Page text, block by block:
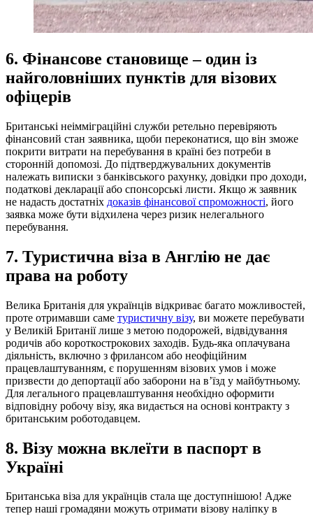
6. Фінансове становище – один із
найголовніших пунктів для візових
офіцерів
Британські неімміграційні служби ретельно перевіряють
фінансовий стан заявника, щоби переконатися, що він зможе
покрити витрати на перебування в країні без потреби в
сторонній допомозі. До підтверджувальних документів
належать виписки з банківського рахунку, довідки про доходи,
податкові декларації або спонсорські листи. Якщо ж заявник
не надасть достатніх доказів фінансової спроможності, його
заявка може бути відхилена через ризик нелегального
перебування.
7. Туристична віза в Англію не дає
права на роботу
Велика Британія для українців відкриває багато можливостей,
проте отримавши саме туристичну візу, ви можете перебувати
у Великій Британії лише з метою подорожей, відвідування
родичів або короткострокових заходів. Будь-яка оплачувана
діяльність, включно з фрилансом або неофіційним
працевлаштуванням, є порушенням візових умов і може
призвести до депортації або заборони на в’їзд у майбутньому.
Для легального працевлаштування необхідно оформити
відповідну робочу візу, яка видається на основі контракту з
британським роботодавцем.
8. Візу можна вклеїти в паспорт в
Україні
Британська віза для українців стала ще доступнішою! Адже
тепер наші громадяни можуть отримати візову наліпку в